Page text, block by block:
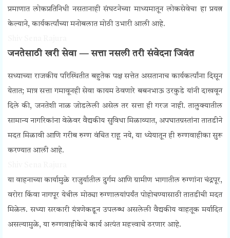
प्रमाणात लोकप्रतिनिधी नसतानाही संघटनेच्या माध्यमातून लोकसेवेचा हा प्रयत्न
केल्याने, कार्यकर्त्यांच्या मनोबलात मोठी उभारी आली आहे.
जनतेसाठी खरी सेवा — सत्ता नसली तरी संवेदना जिवंत
सध्याच्या राजकीय परिस्थितीत बहुतेक पक्ष सत्तेत असतानाच कार्यकर्त्यांना दिसून
येतात; मात्र सत्ता गमावूनही सेवा कायम ठेवणारे बबनभाऊ उरकुडे यांनी दाखवून
दिले की, जनतेशी नाळ जोडलेली असेल तर सत्ता ही गरज नाही. तालुक्यातील
सामान्य नागरिकांना वेळेवर वैद्यकीय सुविधा मिळाव्यात, अपघातग्रस्तांना तातडीने
मदत मिळावी आणि गरीब रुग्ण वंचित राहू नये, या ध्येयातून ही रुग्णवाहीका सुरू
करण्यात आली आहे.
या वाहनाच्या कार्यामुळे राजुर्यातील दुर्गम आणि ग्रामीण भागातील रुग्णांना चंद्रपूर,
वरोरा किंवा नागपूर येथील मोठ्या रुग्णालयांपर्यंत पोहोचण्यासाठी तातडीची मदत
मिळेल. सध्या सरकारी यंत्रणेकडून उपलब्ध असलेली वैद्यकीय वाहतूक मर्यादित
असल्यामुळे, या रुग्णवाहीकेचे कार्य अत्यंत महत्त्वाचे ठरणार आहे.